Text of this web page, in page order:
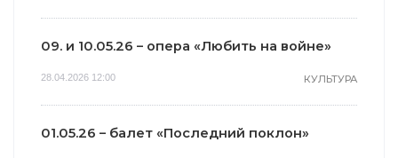
09. и 10.05.26 – опера «Любить на войне»
28.04.2026 12:00 КУЛЬТУРА
01.05.26 – балет «Последний поклон»